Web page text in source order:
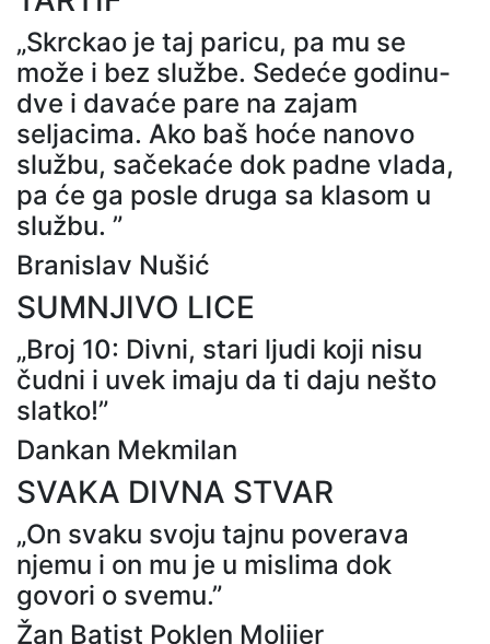
„Skrckao je taj paricu, pa mu se
može i bez službe. Sedeće godinu-
dve i davaće pare na zajam
seljacima. Ako baš hoće nanovo
službu, sačekaće dok padne vlada,
pa će ga posle druga sa klasom u
službu. ”
Branislav Nušić
SUMNJIVO LICE
„Broj 10: Divni, stari ljudi koji nisu
čudni i uvek imaju da ti daju nešto
slatko!”
Dankan Mekmilan
SVAKA DIVNA STVAR
„On svaku svoju tajnu poverava
njemu i on mu je u mislima dok
govori o svemu.”
Žan Batist Poklen Molijer